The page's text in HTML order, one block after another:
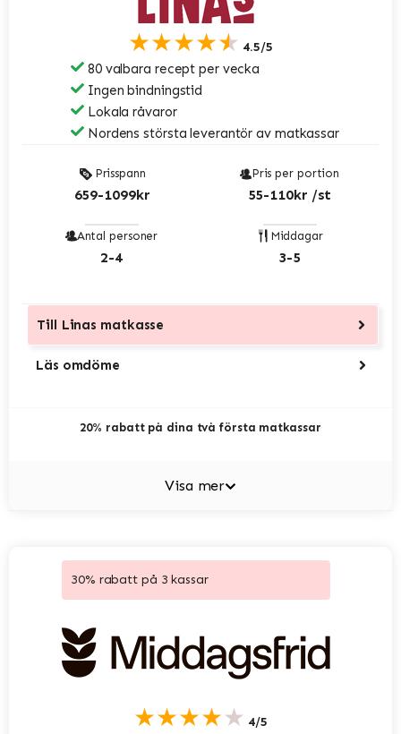
★★★★★ 4.5/5
80 valbara recept per vecka
Ingen bindningstid
Lokala råvaror
Nordens största leverantör av matkassar
Prisspann
659-1099kr
Pris per portion
55-110kr /st
Antal personer
2-4
Middagar
3-5
Till Linas matkasse
Läs omdöme
20% rabatt på dina två första matkassar
Visa mer
30% rabatt på 3 kassar
★★★★★ 4/5